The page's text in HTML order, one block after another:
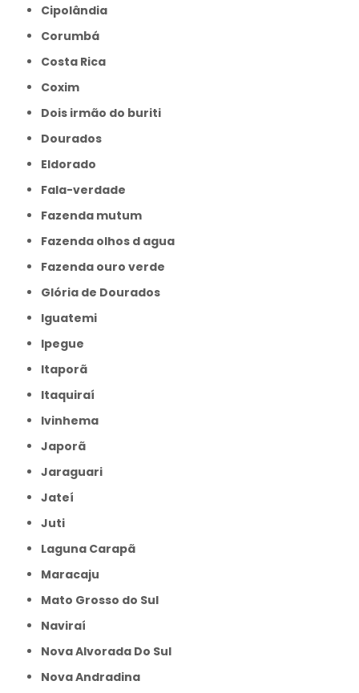
Cipolândia
Corumbá
Costa Rica
Coxim
Dois irmão do buriti
Dourados
Eldorado
Fala-verdade
Fazenda mutum
Fazenda olhos d agua
Fazenda ouro verde
Glória de Dourados
Iguatemi
Ipegue
Itaporã
Itaquiraí
Ivinhema
Japorã
Jaraguari
Jateí
Juti
Laguna Carapã
Maracaju
Mato Grosso do Sul
Naviraí
Nova Alvorada Do Sul
Nova Andradina